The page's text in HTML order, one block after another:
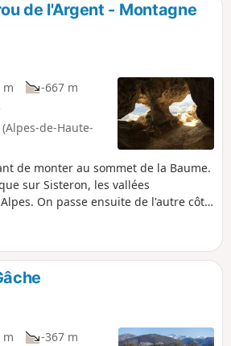
p
de l'Argent - Montagne
m
-667 m
de-Haute-
de monter au sommet de la Baume.
sur Sisteron, les vallées
On passe ensuite de l'autre côté
faudra tout d'abord passer par la
qui apportera un peu d'aventure
de votre périple, vous emprunterez
petites échelles et traversée sur
m
-367 m